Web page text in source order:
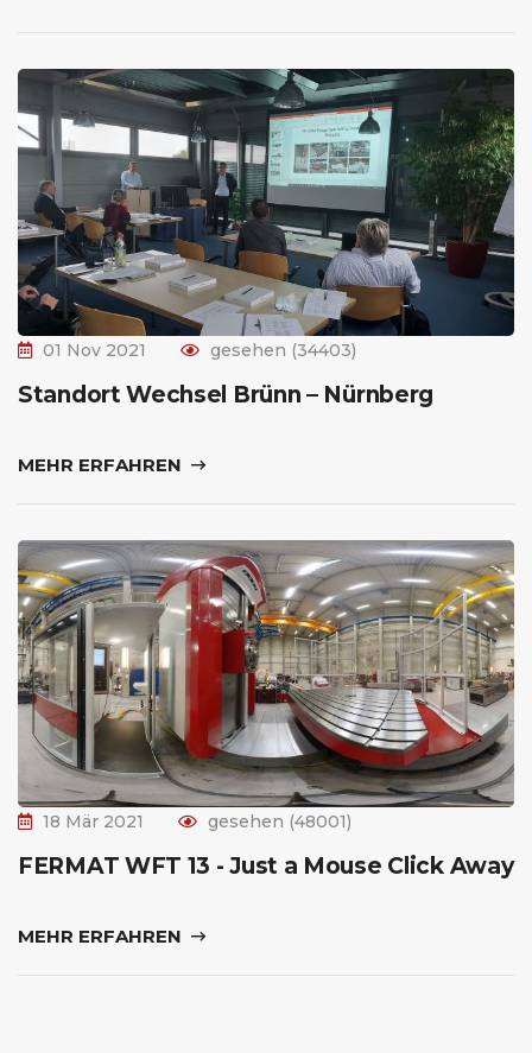
01 Nov 2021 gesehen (34403)
Standort Wechsel Brünn – Nürnberg
MEHR ERFAHREN
18 Mär 2021 gesehen (48001)
FERMAT WFT 13 - Just a Mouse Click Away
MEHR ERFAHREN